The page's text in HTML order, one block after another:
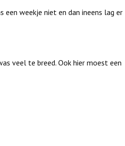
een weekje niet en dan ineens lag er
veel te breed. Ook hier moest een